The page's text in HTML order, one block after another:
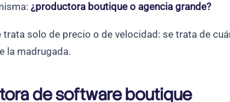
¿productora boutique o agencia grande?
trata solo de precio o de velocidad: se trata de
la madrugada.
de software boutique